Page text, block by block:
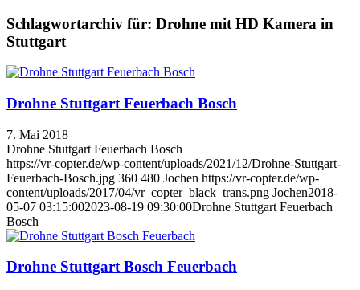
Schlagwortarchiv für: Drohne mit HD Kamera in
Stuttgart
Drohne Stuttgart Feuerbach Bosch
7. Mai 2018
Drohne Stuttgart Feuerbach Bosch
https://vr-copter.de/wp-content/uploads/2021/12/Drohne-Stuttgart-
Feuerbach-Bosch.jpg 360 480 Jochen https://vr-copter.de/wp-
content/uploads/2017/04/vr_copter_black_trans.png Jochen2018-
05-07 03:15:002023-08-19 09:30:00Drohne Stuttgart Feuerbach
Bosch
Drohne Stuttgart Bosch Feuerbach